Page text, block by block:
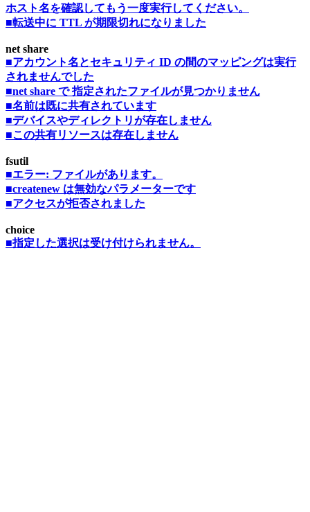
ホスト名を確認してもう一度実行してください。
■転送中に TTL が期限切れになりました
net share
■アカウント名とセキュリティ ID の間のマッピングは実行
されませんでした
■net share で 指定されたファイルが見つかりません
■名前は既に共有されています
■デバイスやディレクトリが存在しません
■この共有リソースは存在しません
fsutil
■エラー: ファイルがあります。
■createnew は無効なパラメーターです
■アクセスが拒否されました
choice
■指定した選択は受け付けられません。